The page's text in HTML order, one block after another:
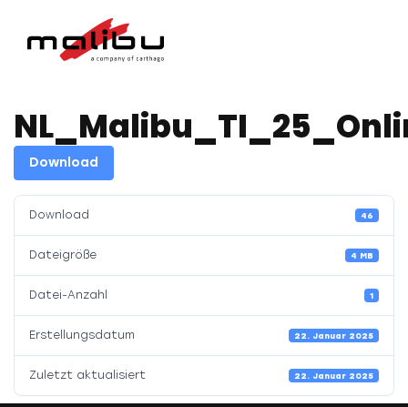
Download
Download 46
Dateigröße 4 MB
Datei-Anzahl 1
Erstellungsdatum 22. Januar 2025
Zuletzt aktualisiert 22. Januar 2025